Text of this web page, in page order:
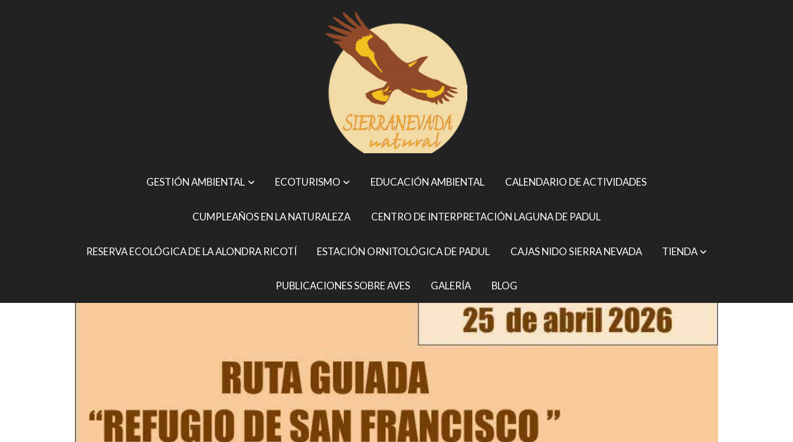
GESTIÓN AMBIENTAL ECOTURISMO EDUCACIÓN AMBIENTAL CALENDARIO DE ACTIVIDADES
CUMPLEAÑOS EN LA NATURALEZA CENTRO DE INTERPRETACIÓN LAGUNA DE PADUL
RESERVA ECOLÓGICA DE LA ALONDRA RICOTÍ ESTACIÓN ORNITOLÓGICA DE PADUL CAJAS NIDO SIERRA NEVADA TIENDA
PUBLICACIONES SOBRE AVES GALERÍA BLOG